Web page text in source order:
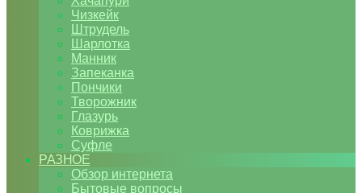
Чизкейк
Штрудель
Шарлотка
Манник
Запеканка
Пончики
Творожник
Глазурь
Коврижка
Суфле
РАЗНОЕ
Обзор интернета
Бытовые вопросы